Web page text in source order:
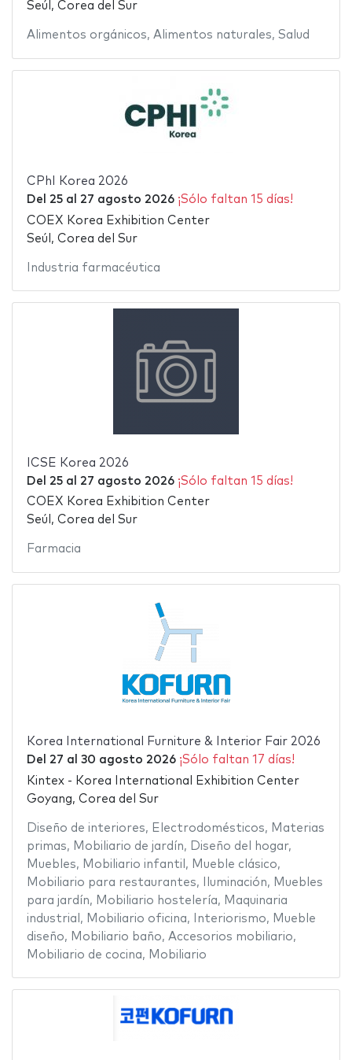
Seúl, Corea del Sur
Alimentos orgánicos, Alimentos naturales, Salud
CPhI Korea 2026
Del 25al 27 agosto 2026 ¡Sólo faltan 15 días!
COEX Korea Exhibition Center
Seúl, Corea del Sur
Industria farmacéutica
ICSE Korea 2026
Del 25al 27 agosto 2026 ¡Sólo faltan 15 días!
COEX Korea Exhibition Center
Seúl, Corea del Sur
Farmacia
Korea International Furniture & Interior Fair 2026
Del 27 al 30 agosto 2026 ¡Sólo faltan 17 días!
Kintex - Korea International Exhibition Center
Goyang, Corea del Sur
Diseño de interiores, Electrodomésticos, Materias
primas, Mobiliario de jardín, Diseño del hogar,
Muebles, Mobiliario infantil , Mueble clásico,
Mobiliario para restaurantes, Iluminación, Muebles
para jardín, Mobiliario hostelería, Maquinaria
industrial , Mobiliario oficina, Interiorismo, Mueble
diseño, Mobiliario baño, Accesorios mobiliario,
Mobiliario de cocina, Mobiliario